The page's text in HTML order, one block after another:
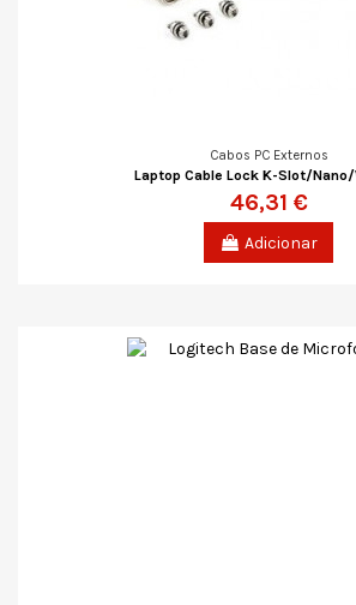
Cabos PC Externos
Laptop Cable Lock K-Slot/
46,31 €
Adicionar